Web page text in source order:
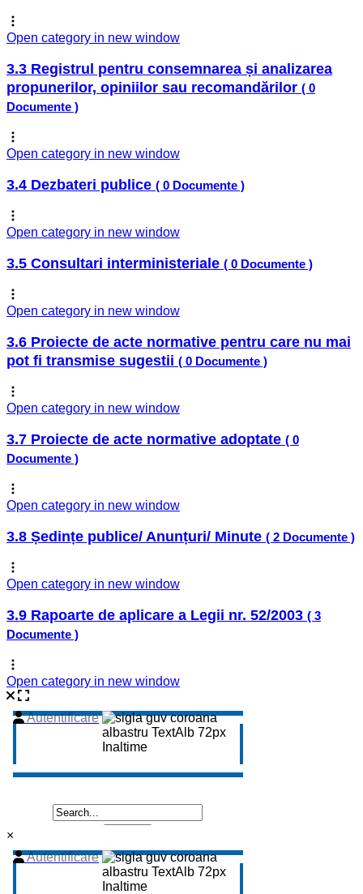
Open category in new window
3.3 Registrul pentru consemnarea și analizarea
propunerilor, opiniilor sau recomandărilor ( 0
Documente )
Open category in new window
3.4 Dezbateri publice ( 0 Documente )
Open category in new window
3.5 Consultari interministeriale ( 0 Documente )
Open category in new window
3.6 Proiecte de acte normative pentru care nu mai
pot fi transmise sugestii ( 0 Documente )
Open category in new window
3.7 Proiecte de acte normative adoptate ( 0
Documente )
Open category in new window
3.8 Ședințe publice/ Anunțuri/ Minute ( 2 Documente )
Open category in new window
3.9 Rapoarte de aplicare a Legii nr. 52/2003 ( 3
Documente )
Open category in new window
×